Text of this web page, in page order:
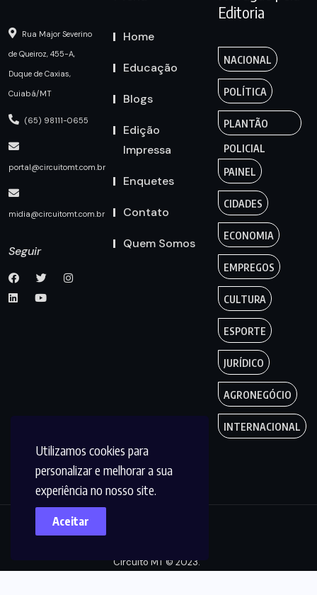
Utilizamos cookies para
personalizar e melhorar a sua
experiência no nosso site.
Aceitar
Rua Major Severino
de Queiroz, 455-A,
Duque de Caxias,
Cuiabá/MT
(65) 98111-0655
portal@circuitomt.com.br
midia@circuitomt.com.br
Seguir
Home
Educação
Blogs
Edição
Impressa
Enquetes
Contato
Quem Somos
Editoria
NACIONAL
POLÍTICA
PLANTÃO
POLICIAL
PAINEL
CIDADES
ECONOMIA
EMPREGOS
CULTURA
ESPORTE
JURÍDICO
AGRONEGÓCIO
INTERNACIONAL
Circuito MT © 2023.